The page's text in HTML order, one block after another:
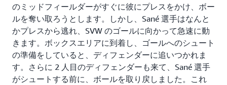
のミッドフィールダーがすぐに彼にプレスをかけ、ボー
ルを奪い取ろうとします。しかし、Sané 選手はなんと
かプレスから逃れ、SVW のゴールに向かって急速に動
きます。ボックスエリアに到着し、ゴールへのシュート
の準備をしていると、ディフェンダーに追いつかれま
す。さらに 2 人目のディフェンダーも来て、Sané 選手
がシュートする前に、ボールを取り戻しました。これ